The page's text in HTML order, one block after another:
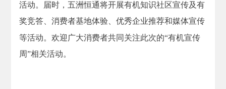
活动。届时，五洲恒通将开展有机知识社区宣传及有
奖竞答、消费者基地体验、优秀企业推荐和媒体宣传
等活动。欢迎广大消费者共同关注此次的“有机宣传
周”相关活动。